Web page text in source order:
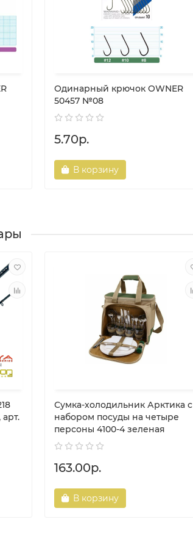
Одинарный крючок OWNER
50457 №08
5.70р.
В корзину
арт.
Сумка-холодильник Арктика с
набором посуды на четыре
персоны 4100-4 зеленая
163.00р.
В корзину